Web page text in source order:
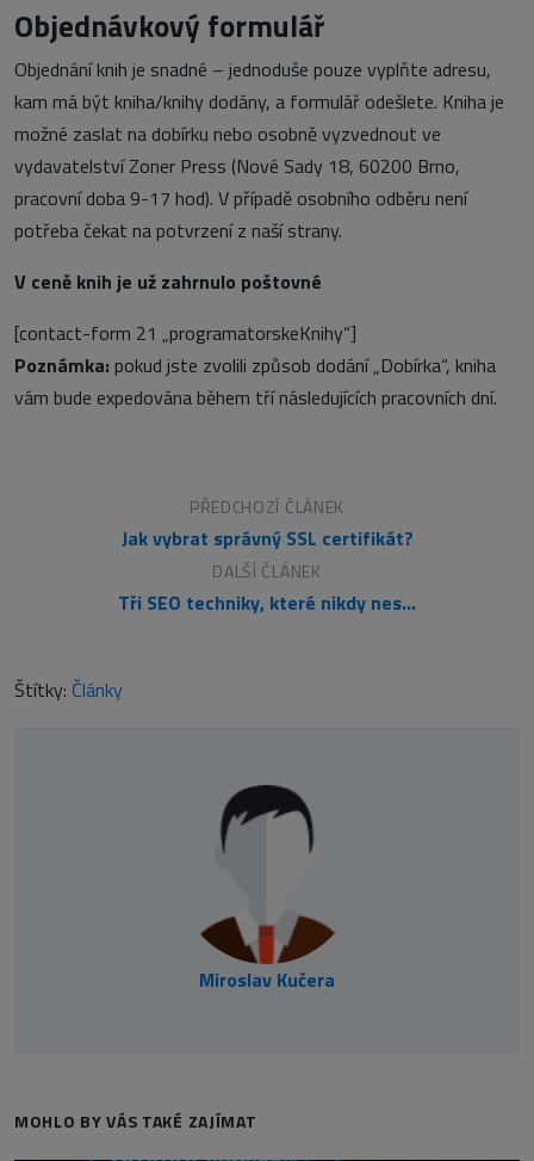
Objednávkový formulář
Objednání knih je snadné – jednoduše pouze vyplňte adresu,
kam má být kniha/knihy dodány, a formulář odešlete. Kniha je
možné zaslat na dobírku nebo osobně vyzvednout ve
vydavatelství Zoner Press (Nové Sady 18, 60200 Brno,
pracovní doba 9-17 hod). V případě osobního odběru není
potřeba čekat na potvrzení z naší strany.
V ceně knih je už zahrnulo poštovné
[contact-form 21 „programatorskeKnihy“]
Poznámka: pokud jste zvolili způsob dodání „Dobírka“, kniha
vám bude expedována během tří následujících pracovních dní.
PŘEDCHOZÍ ČLÁNEK
Jak vybrat správný SSL certifikát?
DALŠÍ ČLÁNEK
Tři SEO techniky, které nikdy neselžou
Štítky: Články
Miroslav Kučera
MOHLO BY VÁS TAKÉ ZAJÍMAT